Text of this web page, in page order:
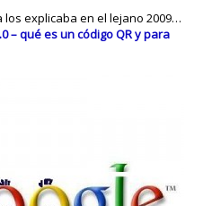
los explicaba en el lejano 2009…
– qué es un código QR y para